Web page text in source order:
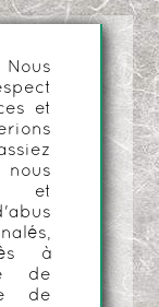
et
et
à
de
de